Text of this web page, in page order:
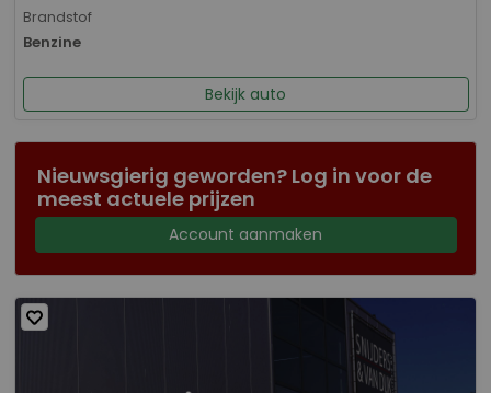
Brandstof
Benzine
Bekijk auto
Nieuwsgierig geworden? Log in voor de
meest actuele prijzen
Account aanmaken